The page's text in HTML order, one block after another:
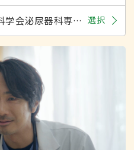
日本泌尿器科学会泌尿器科専門医 選択